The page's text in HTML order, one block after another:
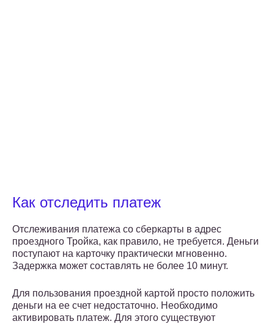
Как отследить платеж
Отслеживания платежа со сберкарты в адрес
проездного Тройка, как правило, не требуется. Деньги
поступают на карточку практически мгновенно.
Задержка может составлять не более 10 минут.
Для пользования проездной картой просто положить
деньги на ее счет недостаточно. Необходимо
активировать платеж. Для этого существуют